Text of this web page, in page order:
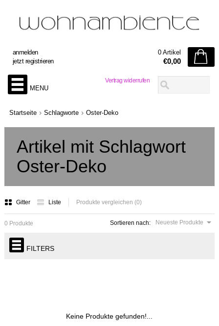
Vertrag widerrufen
anmelden
jetzt registrieren
0 Artikel
€0,00
MENU
Startseite Schlagworte Oster-Deko
Artikel mit Schlagwort
Oster-Deko
Gitter Liste Produkte vergleichen (0)
Sortieren nach: Neueste Produkte
0 Produkte
FILTERS
Keine Produkte gefunden!...